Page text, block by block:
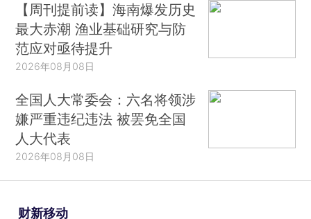
【周刊提前读】海南爆发历史
最大赤潮 渔业基础研究与防
范应对亟待提升
2026年08月08日
全国人大常委会：六名将领涉
嫌严重违纪违法 被罢免全国
人大代表
2026年08月08日
财新移动